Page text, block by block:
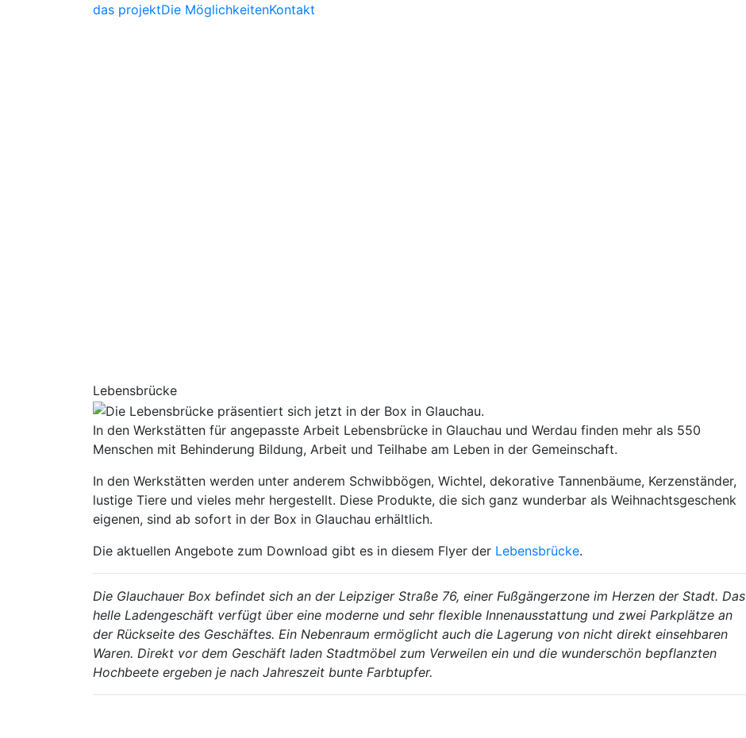
das projektDie MöglichkeitenKontakt
Lebensbrücke
In den Werkstätten für angepasste Arbeit Lebensbrücke in Glauchau und Werdau finden mehr als 550
Menschen mit Behinderung Bildung, Arbeit und Teilhabe am Leben in der Gemeinschaft.
In den Werkstätten werden unter anderem Schwibbögen, Wichtel, dekorative Tannenbäume, Kerzenständer,
lustige Tiere und vieles mehr hergestellt. Diese Produkte, die sich ganz wunderbar als Weihnachtsgeschenk
eigenen, sind ab sofort in der Box in Glauchau erhältlich.
Die aktuellen Angebote zum Download gibt es in diesem Flyer der Lebensbrücke.
Die Glauchauer Box befindet sich an der Leipziger Straße 76, einer Fußgängerzone im Herzen der Stadt. Das
helle Ladengeschäft verfügt über eine moderne und sehr flexible Innenausstattung und zwei Parkplätze an
der Rückseite des Geschäftes. Ein Nebenraum ermöglicht auch die Lagerung von nicht direkt einsehbaren
Waren. Direkt vor dem Geschäft laden Stadtmöbel zum Verweilen ein und die wunderschön bepflanzten
Hochbeete ergeben je nach Jahreszeit bunte Farbtupfer.